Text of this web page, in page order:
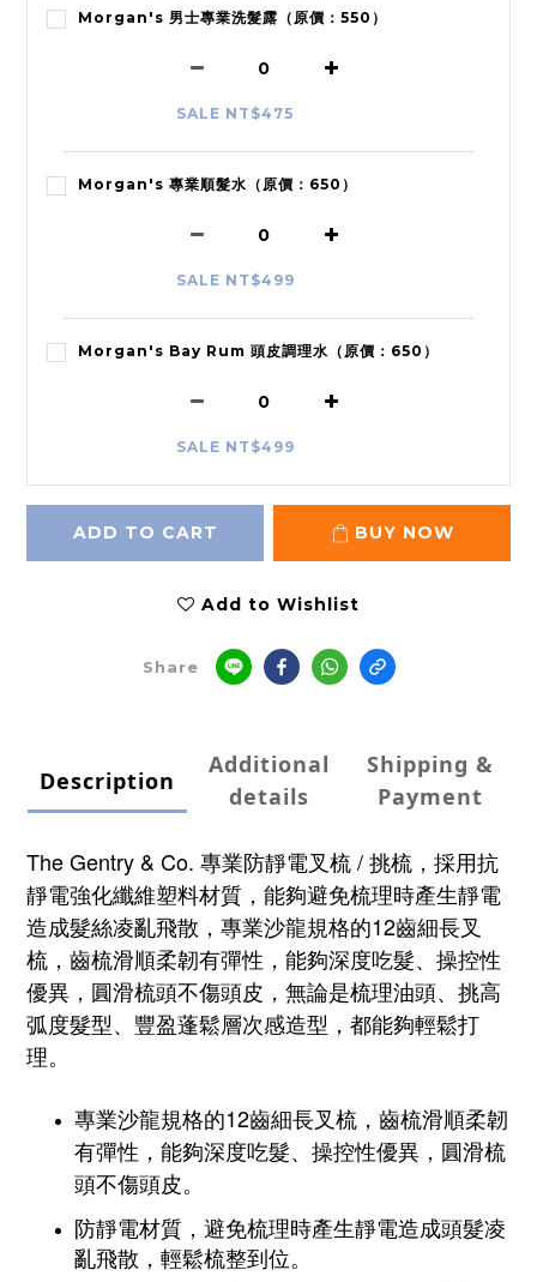
Morgan's 男士專業洗髮露（原價：550）
SALE NT$475
Morgan's 專業順髮水（原價：650）
SALE NT$499
Morgan's Bay Rum 頭皮調理水（原價：650）
SALE NT$499
ADD TO CART BUY NOW
Add to Wishlist
Share
Description
Additional
details
Shipping &
Payment
The Gentry & Co. 專業防靜電叉梳 / 挑梳，採用抗
靜電強化纖維塑料材質，能夠避免梳理時產生靜電
造成髮絲凌亂飛散， 專業沙龍規格的12齒細長叉
梳，齒梳滑順柔韌有彈性，能夠深度吃髮、操控性
優異， 圓滑梳頭不傷頭皮， 無論是梳理油頭、挑高
弧度髮型、豐盈蓬鬆層次感造型，都能夠輕鬆打
理。
專業沙龍規格的12齒細長叉梳， 齒梳滑順柔韌
有彈性，能夠深度吃髮、操控性優異，圓滑梳
頭不傷頭皮。
防靜電材質，避免梳理時產生靜電造成頭髮凌
亂飛散，輕鬆梳整到位。